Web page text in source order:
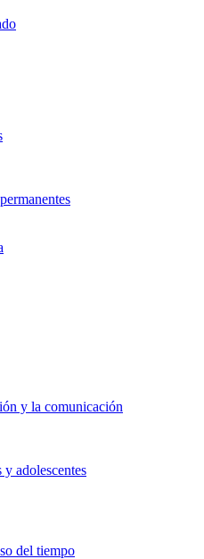
y la comunicación
adolescentes
del tiempo